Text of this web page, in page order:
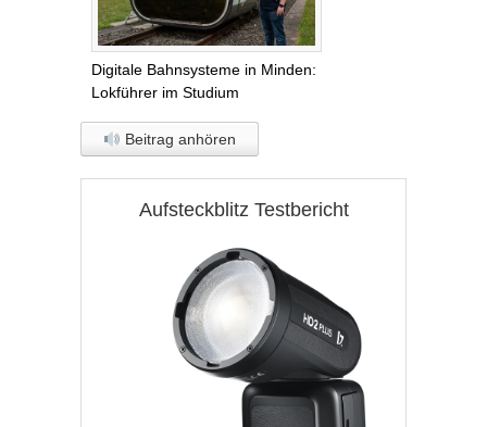
Digitale Bahnsysteme in Minden:
Lokführer im Studium
Beitrag anhören
Aufsteckblitz Testbericht